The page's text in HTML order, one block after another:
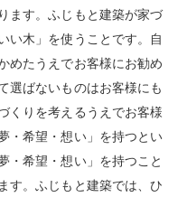
ます。ふじもと建築が家づ
い木」を使うことです。自
めたうえでお客様にお勧め
選ばないものはお客様にも
くりを考えるうえでお客様
・希望・想い」を持つとい
・希望・想い」を持つこと
す。ふじもと建築では、ひ